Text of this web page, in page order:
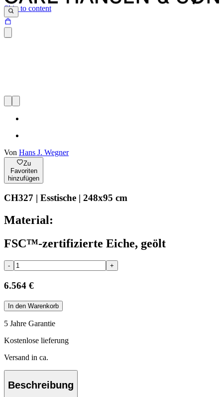
Skip to content
Von Hans J. Wegner
Zu
Favoriten
hinzufügen
CH327 | Esstische | 248x95 cm
Material:
FSC™-zertifizierte Eiche, geölt
- +
6.564 €
In den Warenkorb
5 Jahre Garantie
Kostenlose lieferung
Versand in ca.
Beschreibung